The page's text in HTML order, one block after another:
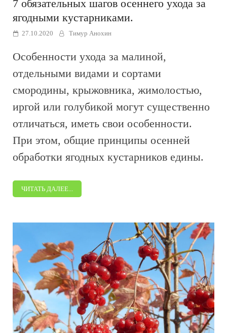
7 обязательных шагов осеннего ухода за
ягодными кустарниками.
27.10.2020 Тимур Анохин
Особенности ухода за малиной,
отдельными видами и сортами
смородины, крыжовника, жимолостью,
иргой или голубикой могут существенно
отличаться, иметь свои особенности.
При этом, общие принципы осенней
обработки ягодных кустарников едины.
ЧИТАТЬ ДАЛЕЕ...